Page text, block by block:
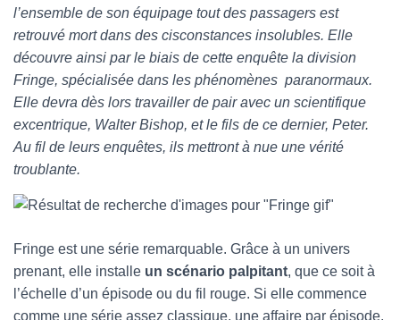
l’ensemble de son équipage tout des passagers est
retrouvé mort dans des cisconstances insolubles. Elle
découvre ainsi par le biais de cette enquête la division
Fringe, spécialisée dans les phénomènes paranormaux.
Elle devra dès lors travailler de pair avec un scientifique
excentrique, Walter Bishop, et le fils de ce dernier, Peter.
Au fil de leurs enquêtes, ils mettront à nue une vérité
troublante.
Fringe est une série remarquable. Grâce à un univers
prenant, elle installe un scénario palpitant, que ce soit à
l’échelle d’un épisode ou du fil rouge. Si elle commence
comme une série assez classique, une affaire par épisode,